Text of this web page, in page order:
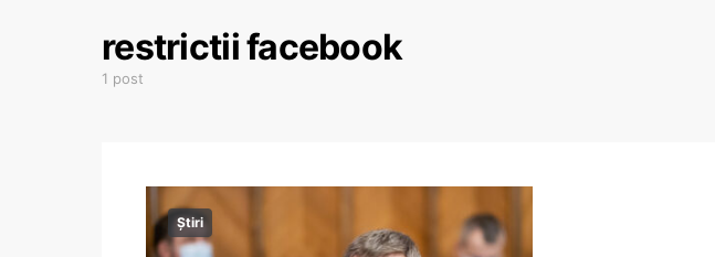
restrictii facebook
1 post
Știri